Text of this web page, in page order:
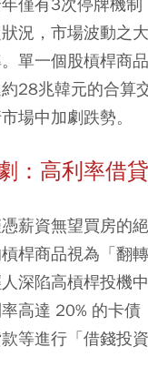
況，市場波動之
單一個股槓桿商
28兆韓元的合算
場中加劇跌勢。
：高利率借
薪資無望買房的
桿商品視為「翻
深陷高槓桿投機
高達 20% 的卡債
等進行「借錢投資